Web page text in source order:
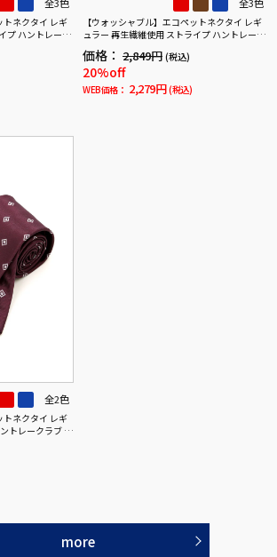
トネクタイ レギ
プ ハントレーク
【ウォッシャブル】エコペットネクタイ レギ
ュラー 再生繊維使用 ストライプ ハントレーク
ラブ 通年
価格： 2,849円 (税込)
20%off
WEB価格： 2,279円 (税込)
全2色
トネクタイ レギ
トレークラブ 通
more